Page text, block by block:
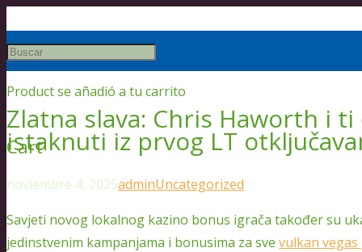
Productse añadió a tu carrito
Cart
Zlatna slava: Chris Haworth i ti
istaknuti iz prvog LT
noviembre 4, 2025adminUncategorized
Savjeti novog lokalnog kazino bonus igrača također su
jedinstvenim kampanjama i bonusima za sve vulkan